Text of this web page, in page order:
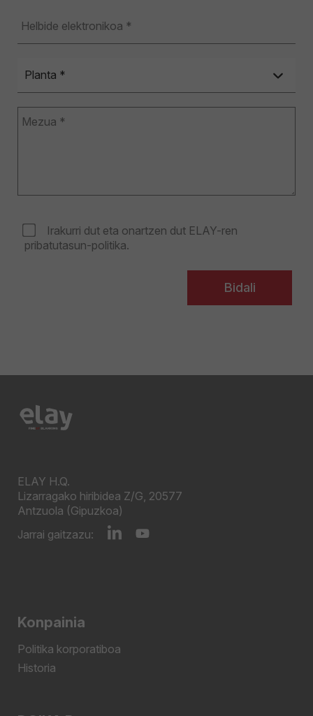
Irakurri dut eta onartzen dut ELAY-ren
pribatutasun-politika.
Bidali
ELAY H.Q.
Lizarragako hiribidea Z/G, 20577
Antzuola (Gipuzkoa)
Jarrai gaitzazu:
Konpainia
Politika korporatiboa
Historia